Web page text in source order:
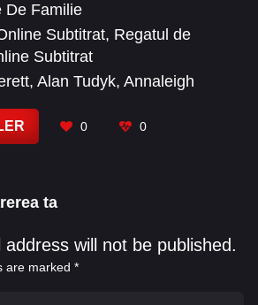
De Familie
Subtitrat, Regatul de
Subtitrat
, Alan Tudyk, Annaleigh
Sand Chris Williams
0 0
ta
address will not be published.
are marked *